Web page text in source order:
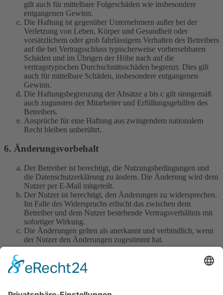
gilt auch für mittelbare Folgeschäden wie insbesondere
entgangenen Gewinn.
Die Haftung ist gegenüber Unternehmern außer bei der
Verletzung von Leben, Körper und Gesundheit oder
vorsätzlichem oder grob fahrlässigem Verhalten des Betreibers
auf die bei Vertragsschluss typischerweise vorhersehbaren
Schäden und im Übrigen der Höhe nach auf die
vertragstypischen Durchschnittsschäden begrenzt. Dies gilt
auch für mittelbare Schäden, insbesondere entgangenen
Gewinn.
Die Haftungsbegrenzung der Absätze a bis c gilt sinngemäß
auch zugunsten der Mitarbeiter und Erfüllungsgehilfen des
Betreibers.
Ansprüche für eine Haftung aus zwingendem nationalem
Recht bleiben unberührt.
6. Änderungsvorbehalt
Der Betreiber ist berechtigt, die Nutzungsbedingungen und
die Datenschutzerklärung zu ändern. Die Änderung wird dem
Nutzer per E-Mail mitgeteilt.
Der Nutzer ist berechtigt, den Änderungen zu widersprechen.
Im Falle des Widerspruchs erlischt das zwischen dem
Betreiber und dem Nutzer bestehende Vertragsverhältnis mit
sofortiger Wirkung.
Die Änderungen gelten als anerkannt und verbindlich, wenn
der Nutzer den Änderungen zugestimmt hat.
Informationen über den Umgang mit deinen persönlichen Daten
sind in der Datenschutzerklärung enthalten.